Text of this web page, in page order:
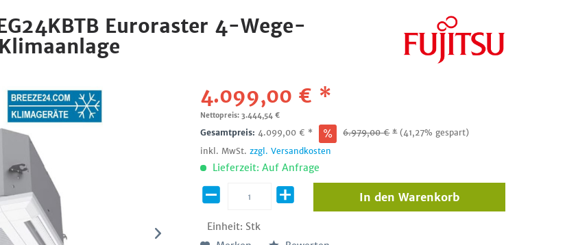
Euroraster 4-Wege-
4.099,00 € *
Nettopreis: 3.444,54 €
Gesamtpreis:4.099,00 € * 6.979,00€ * (41,27% gespart)
inkl. MwSt.zzgl. Versandkosten
Lieferzeit: Auf Anfrage
Einheit: Stk
In den Warenkorb